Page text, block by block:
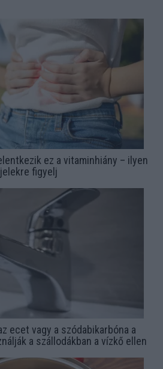
ez a vitaminhiány – ilyen
jelekre figyelj
ecet vagy a szódabikarbóna a
a szállodákban a vízkő ellen